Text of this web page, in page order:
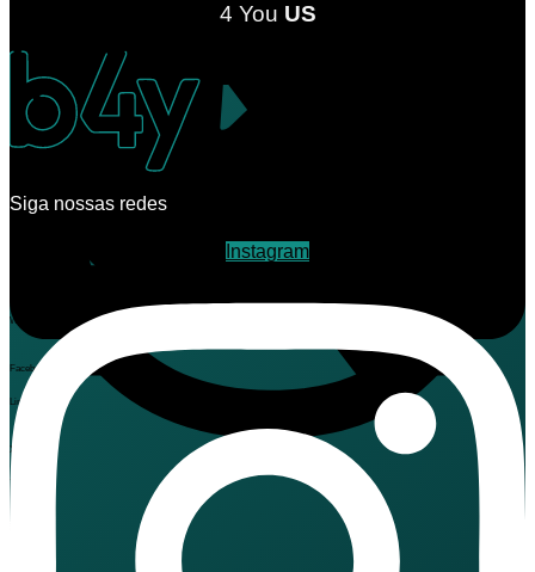
WhatsApp
LinkedIn
Facebook
Threads
X
4 You US
Siga nossas redes
Instagram